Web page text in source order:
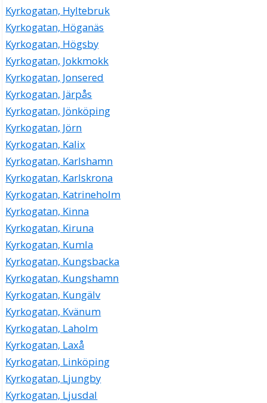
Kyrkogatan, Hyltebruk
Kyrkogatan, Höganäs
Kyrkogatan, Högsby
Kyrkogatan, Jokkmokk
Kyrkogatan, Jonsered
Kyrkogatan, Järpås
Kyrkogatan, Jönköping
Kyrkogatan, Jörn
Kyrkogatan, Kalix
Kyrkogatan, Karlshamn
Kyrkogatan, Karlskrona
Kyrkogatan, Katrineholm
Kyrkogatan, Kinna
Kyrkogatan, Kiruna
Kyrkogatan, Kumla
Kyrkogatan, Kungsbacka
Kyrkogatan, Kungshamn
Kyrkogatan, Kungälv
Kyrkogatan, Kvänum
Kyrkogatan, Laholm
Kyrkogatan, Laxå
Kyrkogatan, Linköping
Kyrkogatan, Ljungby
Kyrkogatan, Ljusdal